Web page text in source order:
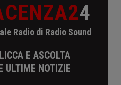
4
Radio di Radio Sound
E ASCOLTA
ULTIME NOTIZIE